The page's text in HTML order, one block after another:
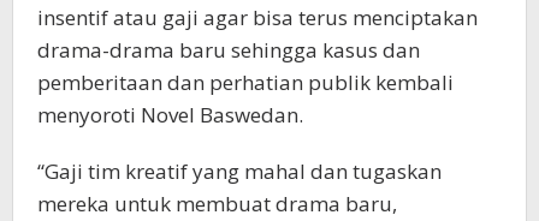
insentif atau gaji agar bisa terus menciptakan
drama-drama baru sehingga kasus dan
pemberitaan dan perhatian publik kembali
menyoroti Novel Baswedan.
“Gaji tim kreatif yang mahal dan tugaskan
mereka untuk membuat drama baru,